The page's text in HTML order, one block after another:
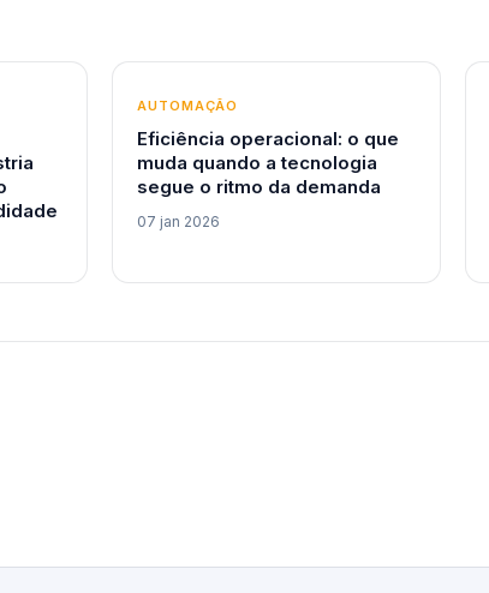
AUTOMAÇÃO
Eficiência operacional: o que
muda quando a tecnologia
segue o ritmo da demanda
07 jan 2026